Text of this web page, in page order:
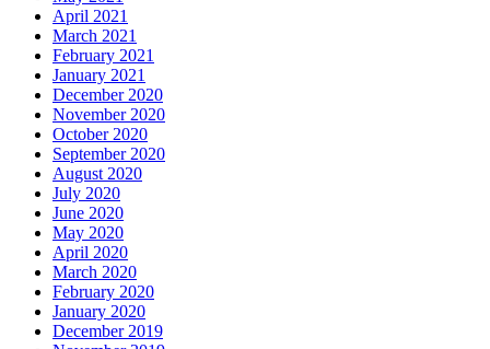
April 2021
March 2021
February 2021
January 2021
December 2020
November 2020
October 2020
September 2020
August 2020
July 2020
June 2020
May 2020
April 2020
March 2020
February 2020
January 2020
December 2019